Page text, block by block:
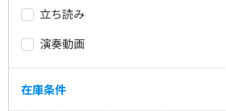
立ち読み
演奏動画
在庫条件